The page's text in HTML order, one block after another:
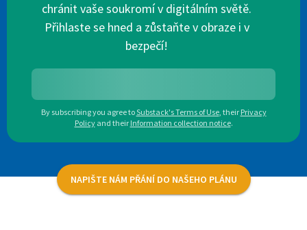
chránit vaše soukromí v digitálním světě.
Přihlaste se hned a zůstaňte v obraze i v
bezpečí!
By subscribing you agree toSubstack's Terms of Use, their Privacy
Policy and their Information collection notice.
NAPIŠTE NÁM PŘÁNÍ DO NAŠEHO PLÁNU